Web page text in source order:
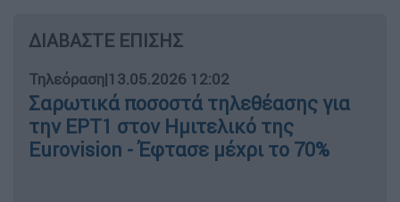
ΔΙΑΒΑΣΤΕ ΕΠΙΣΗΣ
Τηλεόραση|13.05.2026 12:02
Σαρωτικά ποσοστά τηλεθέασης για
την ΕΡΤ1 στον Ημιτελικό της
Eurovision - Έφτασε μέχρι το 70%